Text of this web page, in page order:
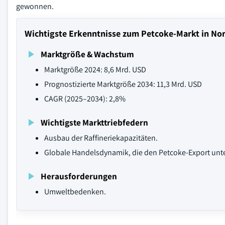
gewonnen.
Wichtigste Erkenntnisse zum Petcoke-Markt in
Marktgröße & Wachstum
Marktgröße 2024: 8,6 Mrd. USD
Prognostizierte Marktgröße 2034: 11,3 Mrd. USD
CAGR (2025–2034): 2,8%
Wichtigste Markttriebfedern
Ausbau der Raffineriekapazitäten.
Globale Handelsdynamik, die den Petcoke-Export
Herausforderungen
Umweltbedenken.